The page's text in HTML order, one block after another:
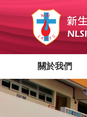
至
主
navigation
關於我們